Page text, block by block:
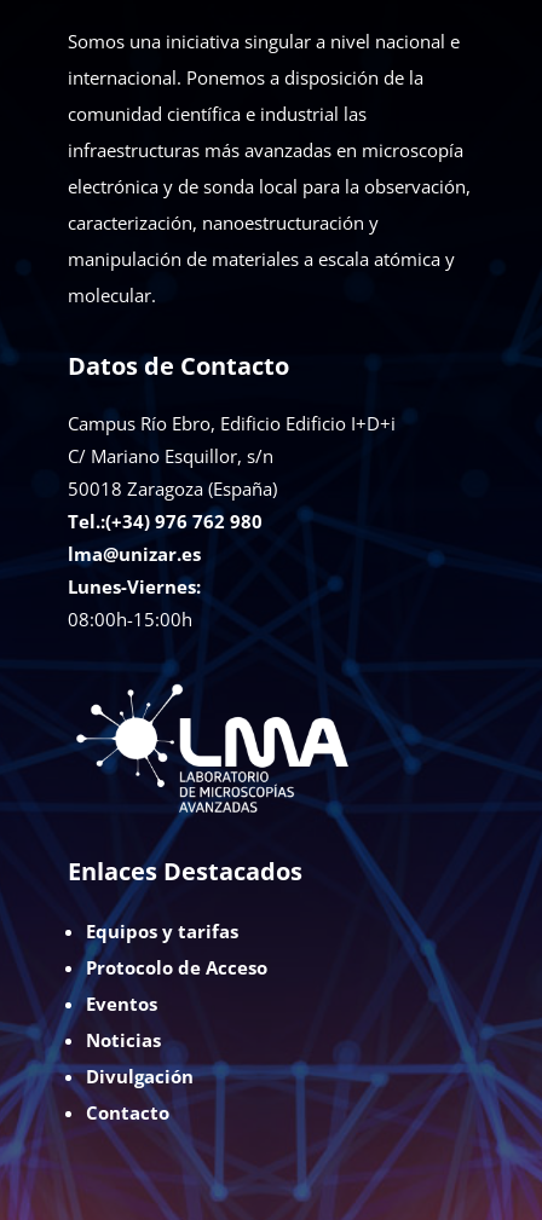
Somos una iniciativa singular a nivel nacional e
internacional. Ponemos a disposición de la
comunidad científica e industrial las
infraestructuras más avanzadas en microscopía
electrónica y de sonda local para la observación,
caracterización, nanoestructuración y
manipulación de materiales a escala atómica y
molecular.
Datos de Contacto
Campus Río Ebro, Edificio Edificio I+D+i
C/ Mariano Esquillor, s/n
50018 Zaragoza (España)
Tel.:(+34) 976 762 980
lma@unizar.es
Lunes-Viernes:
08:00h-15:00h
Enlaces Destacados
Equipos y tarifas
Protocolo de Acceso
Eventos
Noticias
Divulgación
Contacto